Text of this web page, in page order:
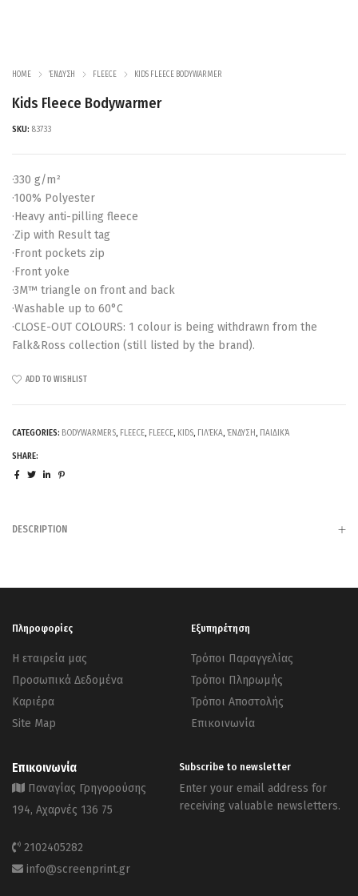
HOME ΈΝΔΥΣΗ FLEECE KIDS FLEECE BODYWARMER
Kids Fleece Bodywarmer
SKU: 83733
·330 g/m²
·100% Polyester
·Heavy anti-pilling fleece
·Zip with Result tag
·Front pockets zip
·Front yoke
·3M™ triangle on front and back
·Washable up to 60°C
·CLOSE-OUT COLOURS: 1 colour is being withdrawn from the
Falk&Ross collection (still listed by the brand).
ADD TO WISHLIST
CATEGORIES: BODYWARMERS, FLEECE, FLEECE, KIDS, ΓΙΛΈΚΑ, ΈΝΔΥΣΗ, ΠΑΙΔΙΚΆ
SHARE:
DESCRIPTION
Πληροφορίες
Η εταιρεία μας
Προσωπικά Δεδομένα
Καριέρα
Site Map
Εξυπηρέτηση
Τρόποι Παραγγελίας
Τρόποι Πληρωμής
Τρόποι Αποστολής
Επικοινωνία
Επικοινωνία
Παναγίας Γρηγορούσης
194, Αχαρνές 136 75
2102405282
info@screenprint.gr
Subscribe to newsletter
Enter your email address for
receiving valuable newsletters.